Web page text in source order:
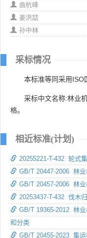
曲杭峰
姜洪喆
孙中林
采标情况
本标准等同采用ISO
采标中文名称:林业
格。
相近标准(计划)
20255221-T-432 轮式
GB/T 20447-2006 林
GB/T 20457-2006 林
20253437-T-432 伐木
GB/T 19365-2012 林
和分类
GB/T 20455-2023 集